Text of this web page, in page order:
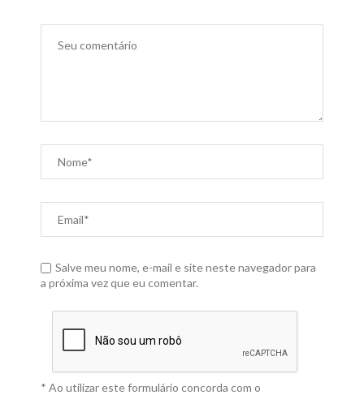
Salve meu nome, e-mail e site neste navegador para
a próxima vez que eu comentar.
* Ao utilizar este formulário concorda com o